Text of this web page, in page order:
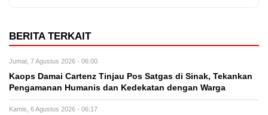
BERITA TERKAIT
Jumat, 7 Agustus 2026 - 06:00
Kaops Damai Cartenz Tinjau Pos Satgas di Sinak, Tekankan
Pengamanan Humanis dan Kedekatan dengan Warga
Kamis, 6 Agustus 2026 - 06:17